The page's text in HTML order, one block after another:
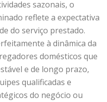
sazonais, o
reflete a expectativa
do serviço prestado.
à dinâmica da
domésticos que
e de longo prazo,
qualificadas e
do negócio ou